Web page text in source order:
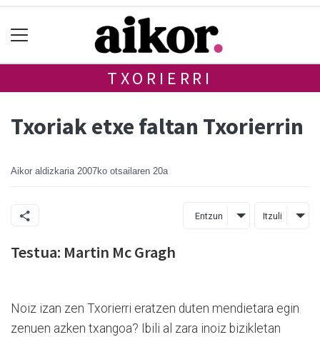
TXORIERRI
Txoriak etxe faltan Txorierrin
Aikor aldizkaria 2007ko otsailaren 20a
Entzun Itzuli
Testua: Martin Mc Gragh
Noiz izan zen Txorierri eratzen duten mendietara egin
zenuen azken txangoa? Ibili al zara inoiz bizikletan